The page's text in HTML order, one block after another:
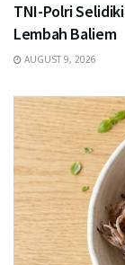
TNI-Polri
Lembah Baliem
AUGUST 9, 2026